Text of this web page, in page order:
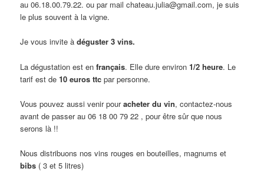
au 06.18.00.79.22. ou par mail chateau.julia@gmail.com, je suis
le plus souvent à la vigne.
Je vous invite àdéguster 3 vins.
La dégustation est enfrançais. Elle dure environ1/2 heure. Le
tarif est de10 euros ttcpar personne.
Vous pouvez aussi venir pouracheter du vin, contactez-nous
avant de passer au 06 18 00 79 22 , pour être sûr que nous
serons là !!
Nous distribuons nos vins rouges en bouteilles, magnums et
bibs ( 3 et 5 litres)